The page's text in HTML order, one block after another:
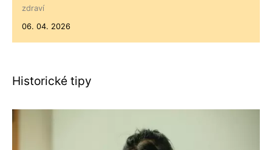
zdraví
06. 04. 2026
Historické tipy